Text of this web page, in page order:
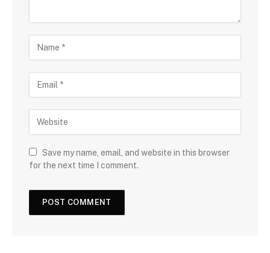
Save my name, email, and website in this browser
for the next time I comment.